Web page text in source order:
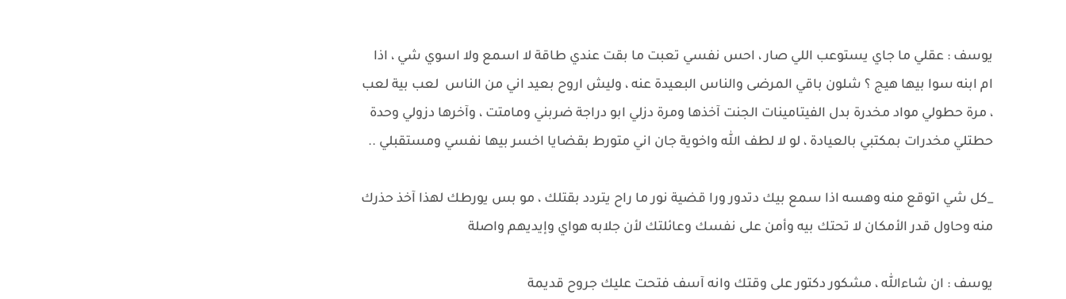
يوسف : عقلي ما جاي يستوعب اللي صار ، احس نفسي تعبت ما بقت عندي طاقة لا اسمع ولا اسوي شي ، اذا
ام ابنه سوا بيها هيج ؟ شلون باقي المرضى والناس البعيدة عنه ، وليش اروح بعيد اني من الناس لعب بية لعب
، مرة حطولي مواد مخدرة بدل الفيتامينات الجنت آخذها ومرة دزلي ابو دراجة ضربني ومامتت ، وآخرها دزولي وحدة
حطتلي مخدرات بمكتبي بالعيادة ، لو لا لطف الله واخوية جان اني متورط بقضايا اخسر بيها نفسي ومستقبلي ..
_كل شي اتوقع منه وهسه اذا سمع بيك دتدور ورا قضية نور ما راح يتردد بقتلك ، مو بس يورطك لهذا آخذ حذرك
منه وحاول قدر الأمكان لا تحتك بيه وأمن على نفسك وعائلتك لأن جلابه هواي وإيديهم واصلة
يوسف : ان شاءالله ، مشكور دكتور على وقتك وانه آسف فتحت عليك جروح قديمة